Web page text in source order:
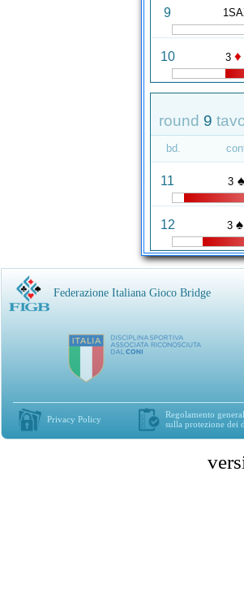
9
10 3 ♦
round 9
bd.
11 3 ♠
12 3 ♠
Federazione Italiana Gioco Bridge
Privacy Policy
Regolamento
sulla protezione dei